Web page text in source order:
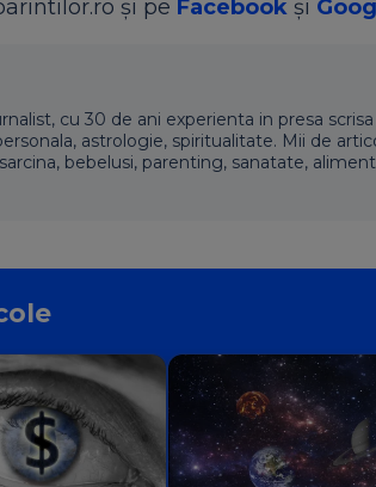
și pe Facebook și
cu 30 de ani experienta in presa
astrologie, spiritualitate. Mii de
bebelusi, parenting, sanatate,